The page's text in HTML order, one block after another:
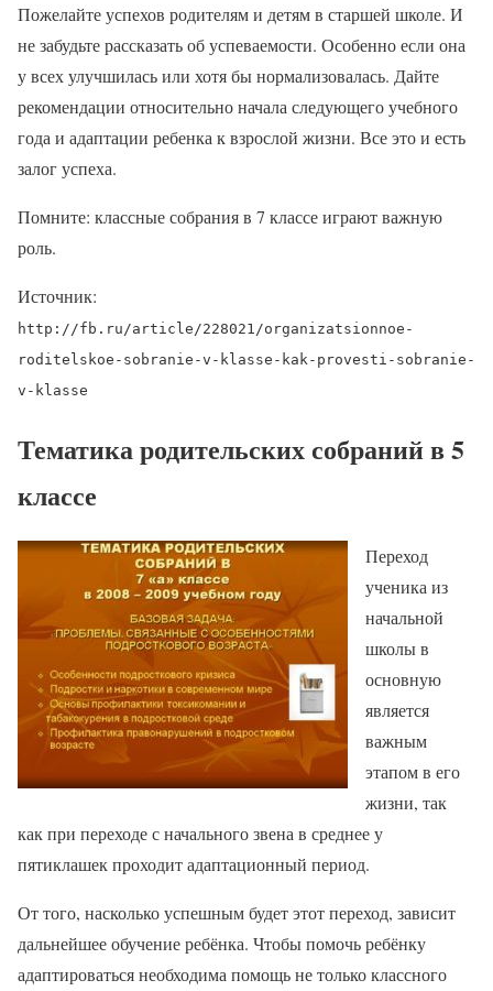
Пожелайте успехов родителям и детям в старшей школе. И
не забудьте рассказать об успеваемости. Особенно если она
у всех улучшилась или хотя бы нормализовалась. Дайте
рекомендации относительно начала следующего учебного
года и адаптации ребенка к взрослой жизни. Все это и есть
залог успеха.
Помните: классные собрания в 7 классе играют важную
роль.
Источник:
http://fb.ru/article/228021/organizatsionnoe-
roditelskoe-sobranie-v-klasse-kak-provesti-sobranie-
v-klasse
Тематика родительских собраний в 5
классе
Переход
ученика из
начальной
школы в
основную
является
важным
этапом в его
жизни, так
как при переходе с начального звена в среднее у
пятиклашек проходит адаптационный период.
От того, насколько успешным будет этот переход, зависит
дальнейшее обучение ребёнка. Чтобы помочь ребёнку
адаптироваться необходима помощь не только классного